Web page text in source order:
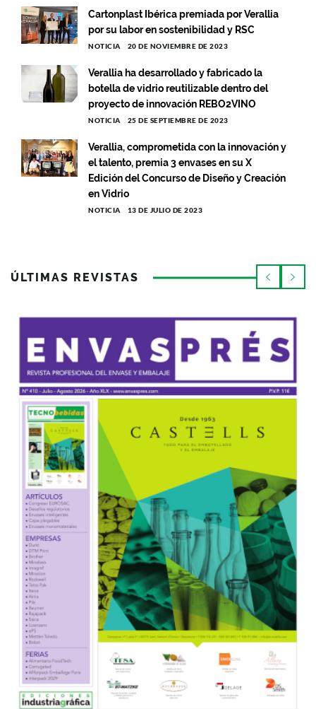
Cartonplast Ibérica premiada por Verallia
por su labor en sostenibilidad y RSC
NOTICIA 20 DE NOVIEMBRE DE 2023
Verallia ha desarrollado y fabricado la
botella de vidrio reutilizable dentro del
proyecto de innovación REBO2VINO
NOTICIA 25 DE SEPTIEMBRE DE 2023
Verallia, comprometida con la innovación y
el talento, premia 3 envases en su X
Edición del Concurso de Diseño y Creación
en Vidrio
NOTICIA 13 DE JULIO DE 2023
ÚLTIMAS REVISTAS